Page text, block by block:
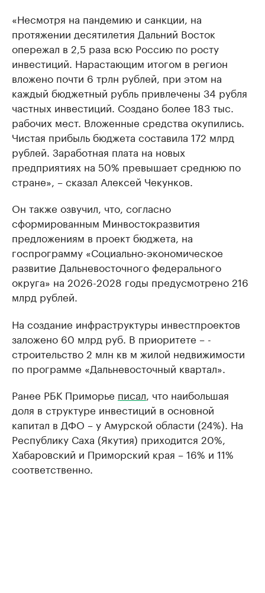
«Несмотря на пандемию и санкции, на
протяжении десятилетия Дальний Восток
опережал в 2,5 раза всю Россию по росту
инвестиций. Нарастающим итогом в регион
вложено почти 6 трлн рублей, при этом на
каждый бюджетный рубль привлечены 34 рубля
частных инвестиций. Создано более 183 тыс.
рабочих мест. Вложенные средства окупились.
Чистая прибыль бюджета составила 172 млрд
рублей. Заработная плата на новых
предприятиях на 50% превышает среднюю по
стране», – сказал Алексей Чекунков.
Он также озвучил, что, согласно
сформированным Минвостокразвития
предложениям в проект бюджета, на
госпрограмму «Социально-экономическое
развитие Дальневосточного федерального
округа» на 2026-2028 годы предусмотрено 216
млрд рублей.
На создание инфраструктуры инвестпроектов
заложено 60 млрд руб. В приоритете – ­
строительство 2 млн кв м жилой недвижимости
по программе «Дальневосточный квартал».
Ранее РБК Приморье писал , что наибольшая
доля в структуре инвестиций в основной
капитал в ДФО – у Амурской области (24%). На
Республику Саха (Якутия) приходится 20%,
Хабаровский и Приморский края – 16% и 11%
соответственно.